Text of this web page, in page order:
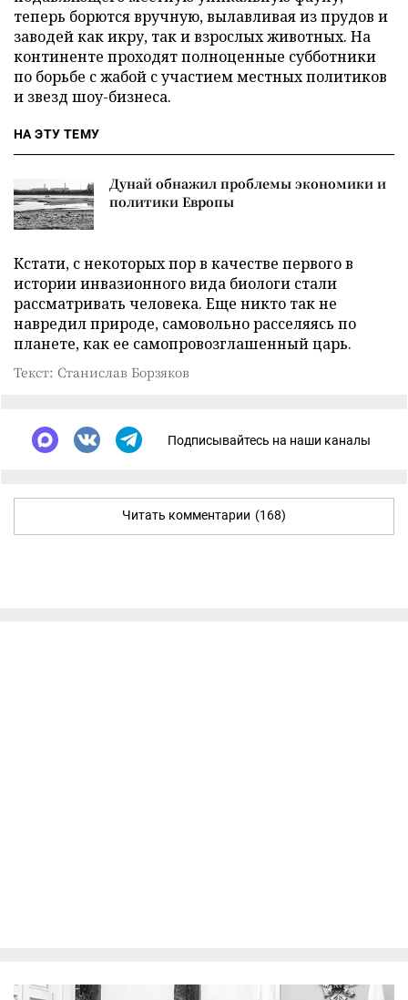
теперь борются вручную, вылавливая из прудов и
заводей как икру, так и взрослых животных. На
континенте проходят полноценные субботники
по борьбе с жабой с участием местных политиков
и звезд шоу-бизнеса.
НА ЭТУ ТЕМУ
Дунай обнажил проблемы экономики и
политики Европы
Кстати, с некоторых пор в качестве первого в
истории инвазионного вида биологи стали
рассматривать человека. Еще никто так не
навредил природе, самовольно расселяясь по
планете, как ее самопровозглашенный царь.
Текст: Станислав Борзяков
Подписывайтесь на наши каналы
Читать комментарии (168)